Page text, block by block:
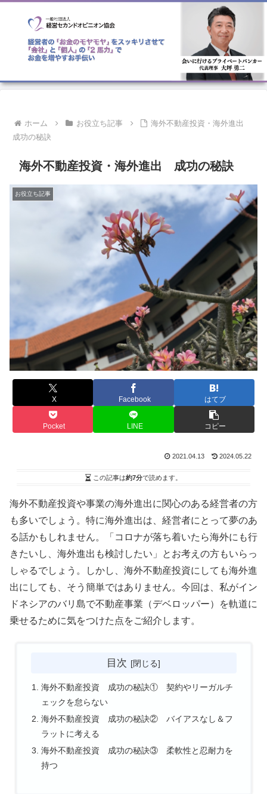
ホーム お役立ち記事
海外不動産投資・海外進出
成功の秘訣
海外不動産投資・海外進出 成功の秘訣
お役立ち記事
X Facebook はてブ
Pocket LINE コピー
2021.04.13 2024.05.22
この記事は約7分で読めます。
海外不動産投資や事業の海外進出に関心のある経営者の方
も多いでしょう。特に海外進出は、経営者にとって夢のあ
る話かもしれません。「コロナが落ち着いたら海外にも行
きたいし、海外進出も検討したい」とお考えの方もいらっ
しゃるでしょう。しかし、海外不動産投資にしても海外進
出にしても、そう簡単ではありません。今回は、私がイン
ドネシアのバリ島で不動産事業（デベロッパー）を軌道に
乗せるために気をつけた点をご紹介します。
目次
海外不動産投資 成功の秘訣① 契約やリーガルチ
ェックを怠らない
海外不動産投資 成功の秘訣② バイアスなし＆フ
ラットに考える
海外不動産投資 成功の秘訣③ 柔軟性と忍耐力を
持つ